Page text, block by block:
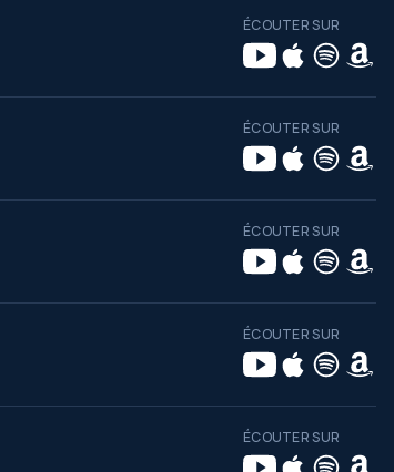
ÉCOUTER SUR
ÉCOUTER SUR
ÉCOUTER SUR
ÉCOUTER SUR
ÉCOUTER SUR